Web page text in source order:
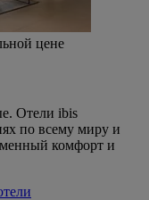
цене
Отели ibis
по всему миру и
комфорт и